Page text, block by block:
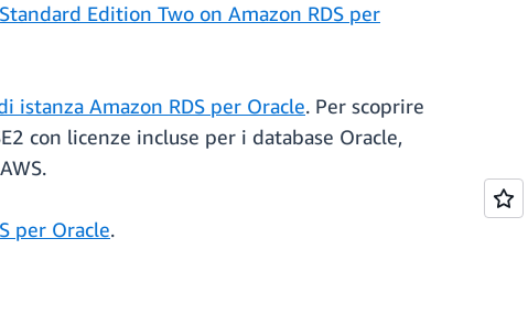
Edition Two on Amazon RDS per
istanza Amazon RDS per Oracle. Per scoprire
con licenze incluse per i database Oracle,
per Oracle.